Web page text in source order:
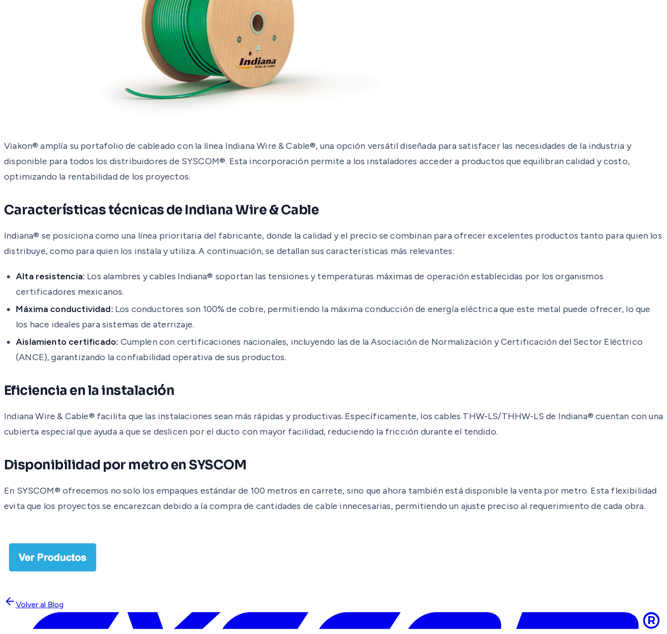
Viakon® amplía su portafolio de cableado con la línea Indiana Wire & Cable®, una opción versátil diseñada para satisfacer las necesidades de la industria y
disponible para todos los distribuidores de SYSCOM®. Esta incorporación permite a los instaladores acceder a productos que equilibran calidad y costo,
optimizando la rentabilidad de los proyectos.
Características técnicas de Indiana Wire & Cable
Indiana® se posiciona como una línea prioritaria del fabricante, donde la calidad y el precio se combinan para ofrecer excelentes productos tanto para quien los
distribuye, como para quien los instala y utiliza. A continuación, se detallan sus características más relevantes:
Alta resistencia: Los alambres y cables Indiana® soportan las tensiones y temperaturas máximas de operación establecidas por los organismos
certificadores mexicanos.
Máxima conductividad: Los conductores son 100% de cobre, permitiendo la máxima conducción de energía eléctrica que este metal puede ofrecer, lo que
los hace ideales para sistemas de aterrizaje.
Aislamiento certificado: Cumplen con certificaciones nacionales, incluyendo las de la Asociación de Normalización y Certificación del Sector Eléctrico
(ANCE), garantizando la confiabilidad operativa de sus productos.
Eficiencia en la instalación
Indiana Wire & Cable® facilita que las instalaciones sean más rápidas y productivas. Específicamente, los cables THW-LS/THHW-LS de Indiana® cuentan con una
cubierta especial que ayuda a que se deslicen por el ducto con mayor facilidad, reduciendo la fricción durante el tendido.
Disponibilidad por metro en SYSCOM
En SYSCOM® ofrecemos no solo los empaques estándar de 100 metros en carrete, sino que ahora también está disponible la venta por metro. Esta flexibilidad
evita que los proyectos se encarezcan debido a la compra de cantidades de cable innecesarias, permitiendo un ajuste preciso al requerimiento de cada obra.
Volver al Blog